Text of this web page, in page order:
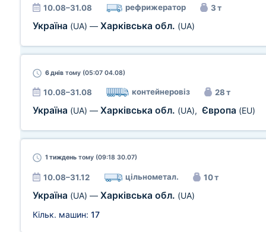
10.08–31.08 рефрижератор 3 т
Україна (UA) — Харківська обл. (UA)
6 днів тому (05:07 04.08)
10.08–31.08 контейнеровіз 28 т
Україна (UA) — Харківська обл. (UA), Європа (EU)
1 тиждень тому (09:18 30.07)
10.08–31.12 цільнометал. 10 т
Україна (UA) — Харківська обл. (UA)
Кільк. машин: 17